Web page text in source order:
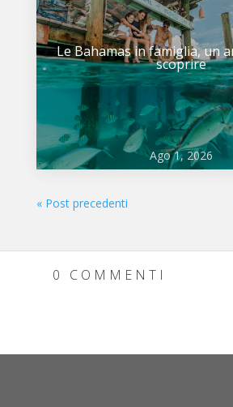
Le Bahamas in famiglia, un
scoprire
Ago 1, 2026
« Post precedenti
0 COMMENTI